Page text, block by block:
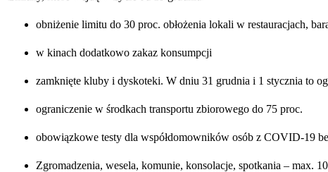
obniżenie limitu do 30 proc. obłożenia lokali w restauracjach,
w kinach dodatkowo zakaz konsumpcji
zamknięte kluby i dyskoteki. W dniu 31 grudnia i 1 stycznia to
ograniczenie w środkach transportu zbiorowego do 75 proc.
obowiązkowe testy dla współdomowników osób z COVID-19
Zgromadzenia, wesela, komunie, konsolacje, spotkania – max.